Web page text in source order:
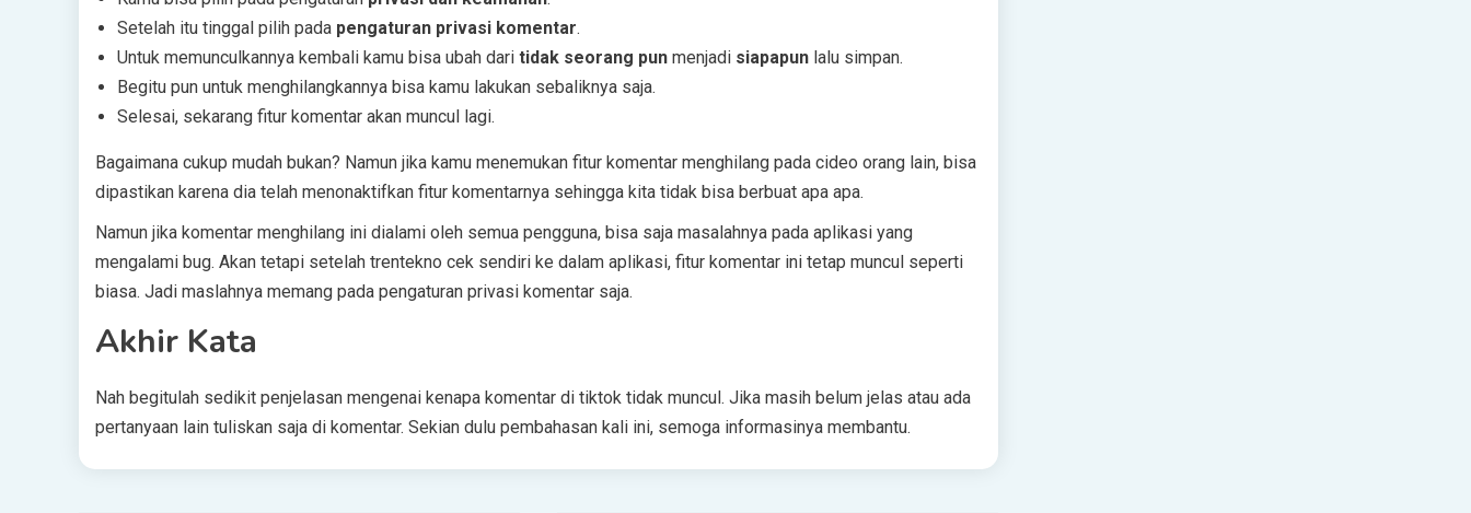
Setelah itu tinggal pilih pada pengaturan privasi komentar.
Untuk memunculkannya kembali kamu bisa ubah dari tidak seorang pun menjadi siapapun lalu simpan.
Begitu pun untuk menghilangkannya bisa kamu lakukan sebaliknya saja.
Selesai, sekarang fitur komentar akan muncul lagi.
Bagaimana cukup mudah bukan? Namun jika kamu menemukan fitur komentar menghilang pada cideo orang lain, bisa
dipastikan karena dia telah menonaktifkan fitur komentarnya sehingga kita tidak bisa berbuat apa apa.
Namun jika komentar menghilang ini dialami oleh semua pengguna, bisa saja masalahnya pada aplikasi yang
mengalami bug. Akan tetapi setelah trentekno cek sendiri ke dalam aplikasi, fitur komentar ini tetap muncul seperti
biasa. Jadi maslahnya memang pada pengaturan privasi komentar saja.
Akhir Kata
Nah begitulah sedikit penjelasan mengenai kenapa komentar di tiktok tidak muncul. Jika masih belum jelas atau ada
pertanyaan lain tuliskan saja di komentar. Sekian dulu pembahasan kali ini, semoga informasinya membantu.